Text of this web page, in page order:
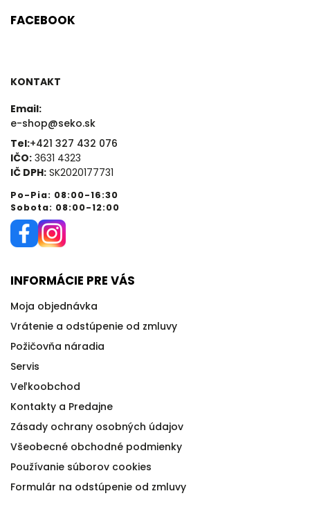
FACEBOOK
KONTAKT
Email:
e-shop@seko.sk
Tel:+421 327 432 076
IČO: 3631 4323
IČ DPH: SK2020177731
Po-Pia: 08:00-16:30
Sobota: 08:00-12:00
INFORMÁCIE PRE VÁS
Moja objednávka
Vrátenie a odstúpenie od zmluvy
Požičovňa náradia
Servis
Veľkoobchod
Kontakty a Predajne
Zásady ochrany osobných údajov
Všeobecné obchodné podmienky
Používanie súborov cookies
Formulár na odstúpenie od zmluvy